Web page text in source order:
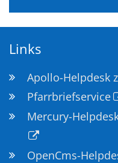
Links
Apollo-Helpdesk
Pfarrbriefservice
Mercury-
OpenCms-